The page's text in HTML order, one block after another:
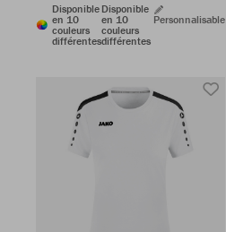
Disponible
en 10
couleurs
différentes
Disponible
en 10
couleurs
différentes
Personnalisable